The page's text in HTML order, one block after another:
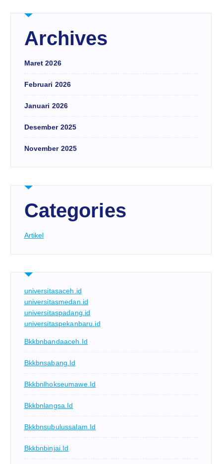
Archives
Maret 2026
Februari 2026
Januari 2026
Desember 2025
November 2025
Categories
Artikel
universitasaceh.id
universitasmedan.id
universitaspadang.id
universitaspekanbaru.id
Bkkbnbandaaceh.id
Bkkbnsabang.id
Bkkbnlhokseumawe.id
Bkkbnlangsa.id
Bkkbnsubulussalam.id
Bkkbnbinjai.id